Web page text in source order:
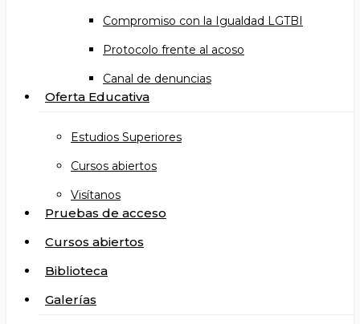
Compromiso con la Igualdad LGTBI
Protocolo frente al acoso
Canal de denuncias
Oferta Educativa
Estudios Superiores
Cursos abiertos
Visítanos
Pruebas de acceso
Cursos abiertos
Biblioteca
Galerías